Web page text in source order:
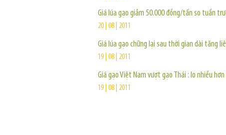
Giá lúa gạo giảm 50.000 đồng/tấn so tuần
20 | 08 | 2011
Giá lúa gạo chững lại sau thời gian dài tăng
19 | 08 | 2011
Giá gạo Việt Nam vượt gạo Thái : lo nhiều hơn
19 | 08 | 2011